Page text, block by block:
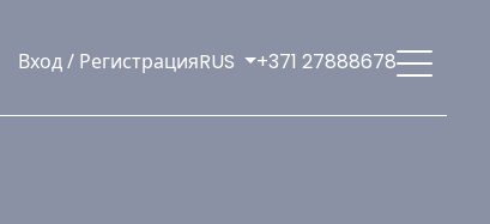
Вход / РегистрацияRUS +371 27888678